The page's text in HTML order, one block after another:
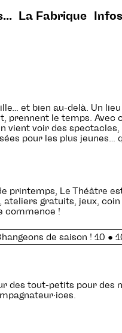
La Fabrique
et bien au-delà. Un
le temps. Avec
vient voir des spectacles,
pour les plus jeunes…
printemps, Le Théâtre
gratuits, jeux,
commence !
de saison ! 10 ●
des tout-petits pour des